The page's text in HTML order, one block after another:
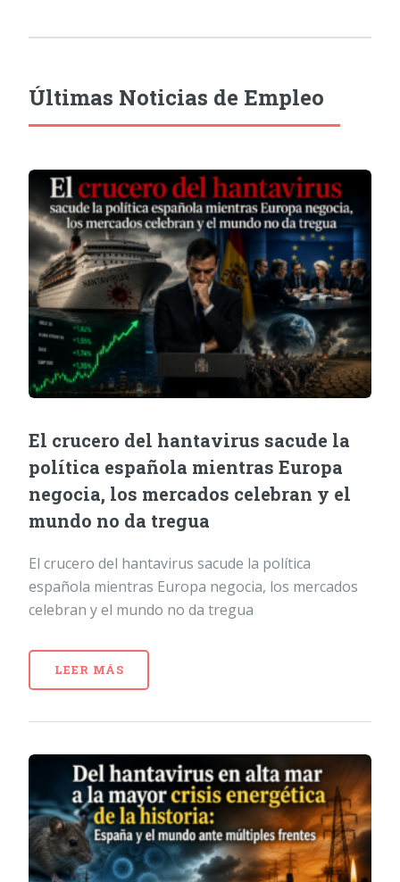
Últimas Noticias de Empleo
El crucero del hantavirus sacude la
política española mientras Europa
negocia, los mercados celebran y el
mundo no da tregua
El crucero del hantavirus sacude la política
española mientras Europa negocia, los mercados
celebran y el mundo no da tregua
LEER MÁS